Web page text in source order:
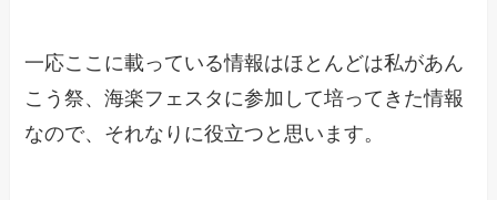
一応ここに載っている情報はほとんどは私があん
こう祭、海楽フェスタに参加して培ってきた情報
なので、それなりに役立つと思います。